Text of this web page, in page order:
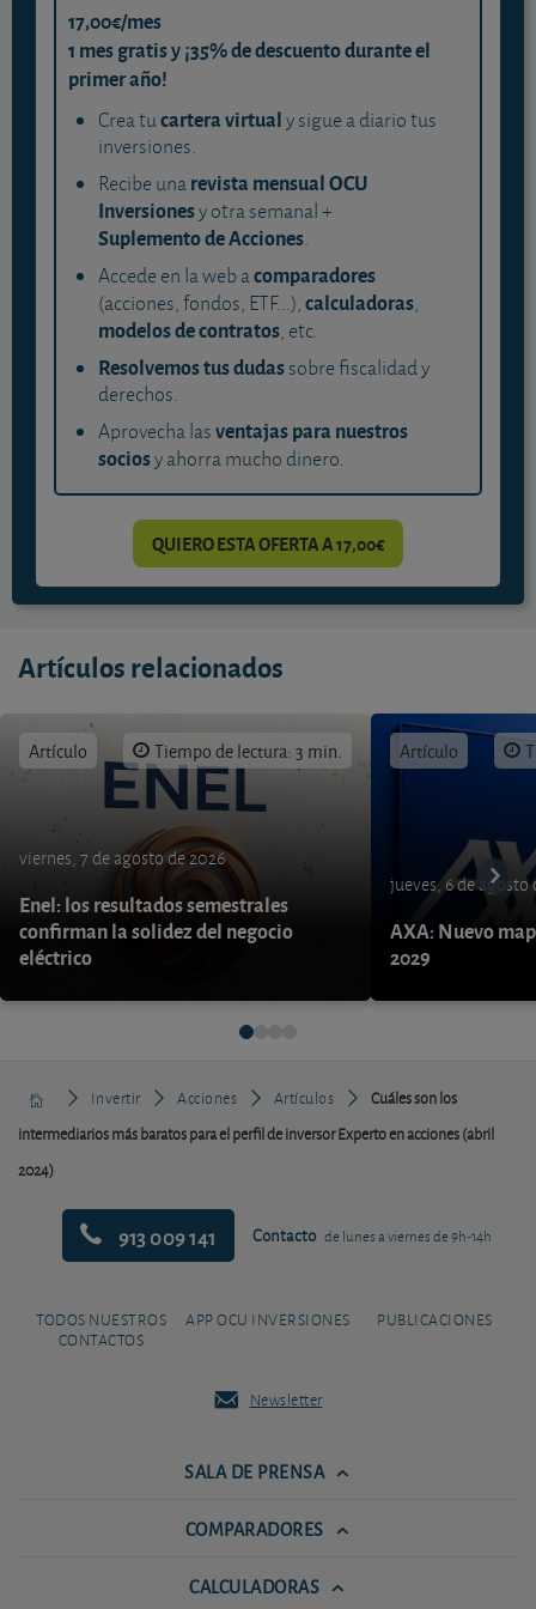
17,00€/mes
1 mes gratis y ¡35% de descuento durante el
primer año!
Crea tucartera virtualy sigue a diario tus
inversiones.
Recibe unarevista mensual OCU
Inversionesy otra semanal +
Suplemento de Acciones.
Accede en la web acomparadores
(acciones, fondos, ETF...),calculadoras,
modelos de contratos, etc.
Resolvemos tus dudassobre fiscalidad y
derechos.
Aprovecha lasventajas para nuestros
sociosy ahorra mucho dinero.
QUIERO ESTA OFERTA A 17,00€
Artículos relacionados
Artículo Tiempo de lectura: 3 min.
viernes, 7 de agosto de 2026
Enel: los resultados semestrales
confirman la solidez del negocio
eléctrico
Artículo
jueves, 6 de agosto
AXA: Nuevo
2029
Invertir Acciones Artículos
Cuáles son los
intermediarios más baratos para el perfil de inversor Experto en acciones (abril
2024)
913 009 141 Contacto de lunes a viernes de 9h-14h
TODOS NUESTROS
CONTACTOS
APP OCU INVERSIONES PUBLICACIONES
Newsletter
SALA DE PRENSA
COMPARADORES
CALCULADORAS